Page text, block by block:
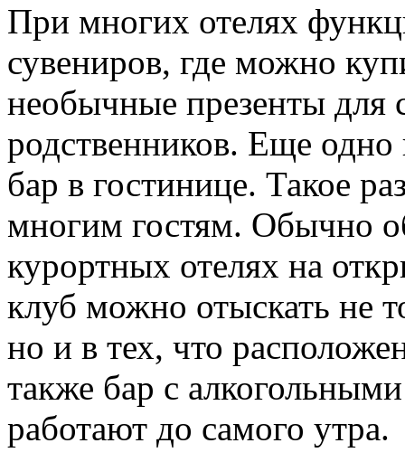
При многих отелях
сувениров, где можно
необычные презенты для
родственников. Еще одно
бар в гостинице. Такое
многим гостям. Обычно
курортных отелях на
клуб можно отыскать не
но и в тех, что
также бар с
работают до самого утра.